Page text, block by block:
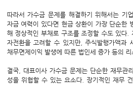
따라서 가수금 문제를 해결하기 위해서는 기
자금 여력이 있다면 현금 상환이 가장 단순한
해 정상적인 부채로 구조를 조정할 수도 있다.
자전환을 고려할 수 있지만, 주식발행가액과
채무면제이익 발생에 따른 법인세 증가 등의 리
결국, 대표이사 가수금 문제는 단순한 재무관
성을 위협할 수 있는 요소다. 장기적인 재무